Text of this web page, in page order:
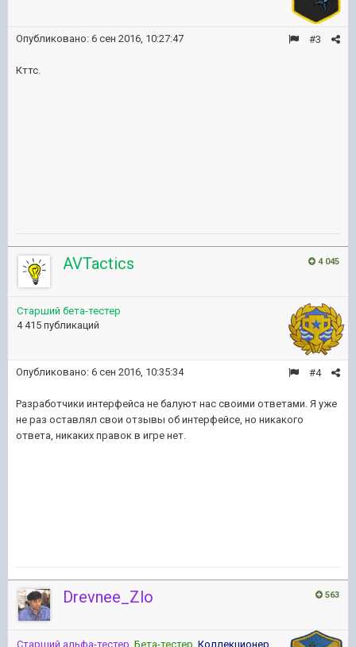
#3
Опубликовано: 6 сен 2016, 10:27:47
Кттс.
4 045
AVTactics
Старший бета-тестер
4 415 публикаций
#4
Опубликовано: 6 сен 2016, 10:35:34
Разработчики интерфейса не балуют нас своими ответами. Я уже
не раз оставлял свои отзывы об интерфейсе, но никакого
ответа, никаких правок в игре нет.
563
Drevnee_Zlo
Старший альфа-тестер Бета-тестер Коллекционер